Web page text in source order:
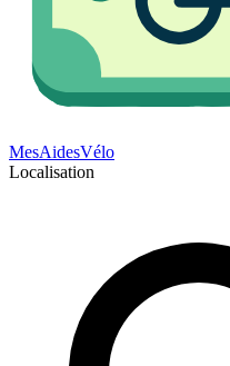
MesAidesVélo
Localisation